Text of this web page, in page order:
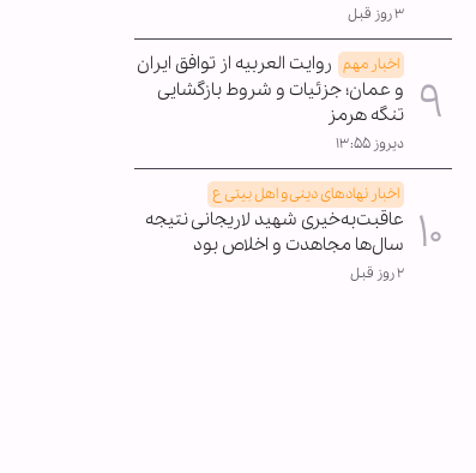
۳ روز قبل
اخبار مهم روایت العربیه از توافق ایران
و عمان؛ جزئیات و شروط بازگشایی
تنگه هرمز
دیروز ۱۳:۵۵
اخبار نهادهای دینی و اهل بیتی ع
عاقبت‌به‌خیری شهید لاریجانی نتیجه
سال‌ها مجاهدت و اخلاص بود
۲ روز قبل